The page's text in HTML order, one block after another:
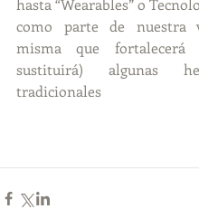
hasta “Wearables” o
como parte de nuestra
misma que fortalecerá
sustituirá) algunas
tradicionales